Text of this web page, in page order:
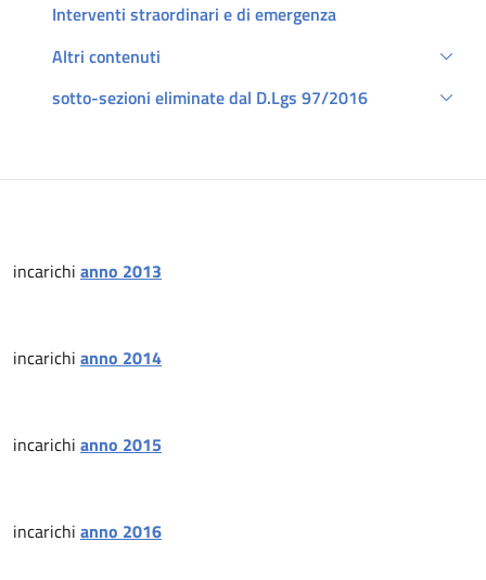
Interventi straordinari e di emergenza
Altri contenuti
sotto-sezioni eliminate dal D.Lgs 97/2016
incarichi anno 2013
incarichi anno 2014
incarichi anno 2015
incarichi anno 2016